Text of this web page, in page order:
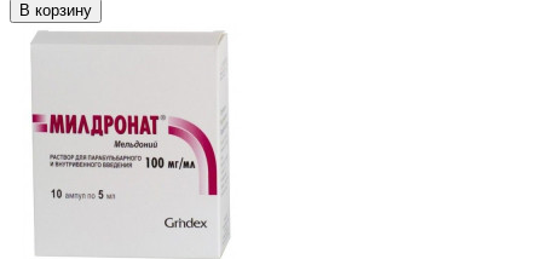
В корзину